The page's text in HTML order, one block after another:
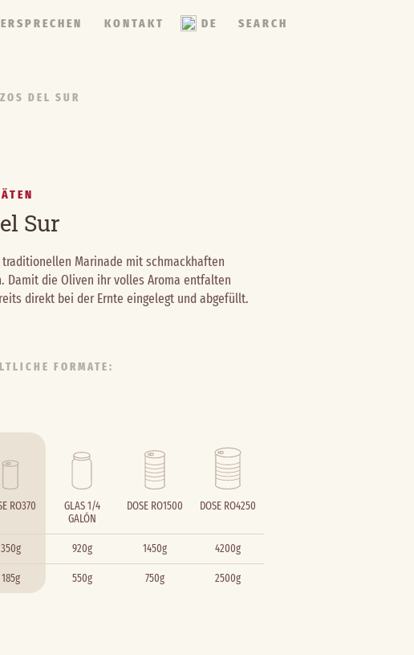
KONTAKT DE SEARCH
DEL SUR
Sur
Marinade mit schmackhaften
Damit die Oliven ihr volles Aroma entfalten
direkt bei der Ernte eingelegt und abgefüllt.
FORMATE:
RO370
GLAS 1/4
GALÓN
DOSE RO1500 DOSE RO4250
350g 920g 1450g 4200g
185g 550g 750g 2500g